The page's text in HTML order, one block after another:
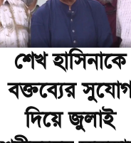
শেখ হাসিনাকে
বক্তব্যের
দিয়ে জুলাই